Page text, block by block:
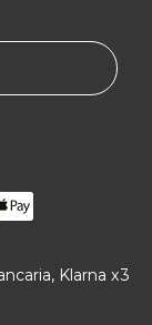
Klarna x3